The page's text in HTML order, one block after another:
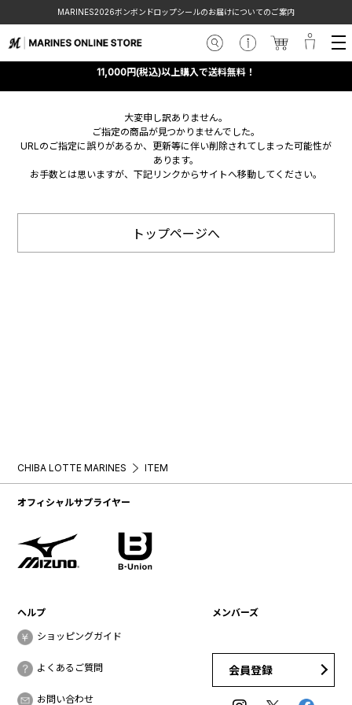
MARINES2026ボンボンドロップシールのお届けについてのご案内
11,000円(税込)以上購入で送料無料！
大変申し訳ありません。
ご指定の商品が見つかりませんでした。
URLのご指定に誤りがあるか、更新等に伴い削除されてしまった可能性が
あります。
お手数とは思いますが、下記リンクからサイトへ移動してください。
トップページへ
CHIBA LOTTE MARINES ITEM
オフィシャルサプライヤー
ヘルプ
ショッピングガイド
よくあるご質問
お問い合わせ
メンバーズ
会員登録